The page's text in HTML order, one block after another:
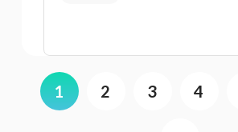
1 2 3 4